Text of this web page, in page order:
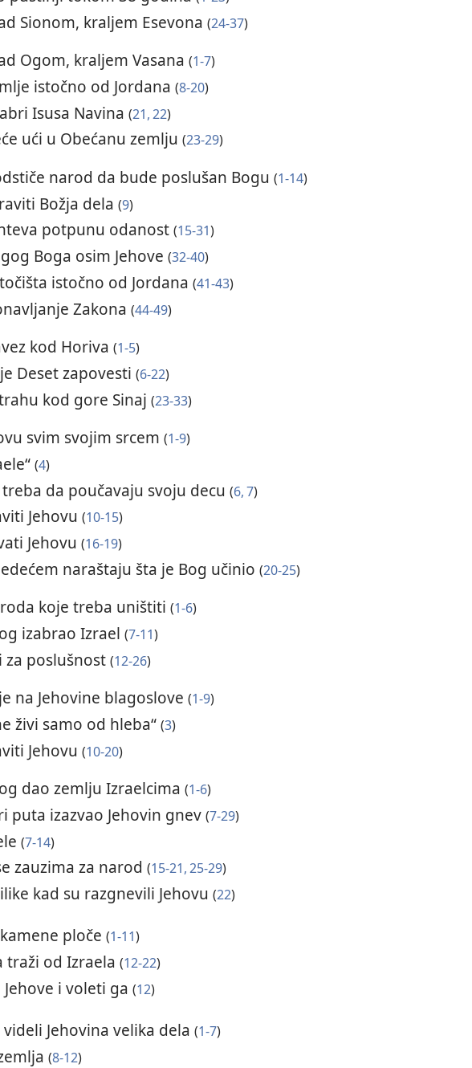
Sionom, kraljem Esevona (24-37)
Ogom, kraljem Vasana (1-7)
istočno od Jordana (8-20)
Isusa Navina (21, 22)
ući u Obećanu zemlju (23-29)
narod da bude poslušan Bogu (1-14)
Božja dela(9)
potpunu odanost (15-31)
Boga osim Jehove (32-40)
istočno od Jordana (41-43)
Zakona (44-49)
kod Horiva (1-5)
Deset zapovesti (6-22)
kod gore Sinaj (23-33)
svim svojim srcem (1-9)
(4)
da poučavaju svoju decu(6, 7)
Jehovu (10-15)
Jehovu (16-19)
naraštaju šta je Bog učinio (20-25)
koje treba uništiti (1-6)
izabrao Izrael (7-11)
za poslušnost (12-26)
na Jehovine blagoslove (1-9)
živi samo od hleba“(3)
Jehovu (10-20)
dao zemlju Izraelcima (1-6)
puta izazvao Jehovin gnev (7-29)
(7-14)
zauzima za narod(15-21,25-29)
kad su razgnevili Jehovu(22)
ploče (1-11)
traži od Izraela (12-22)
Jehove i voleti ga(12)
Jehovina velika dela (1-7)
(8-12)